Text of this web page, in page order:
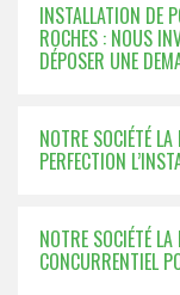
INSTALLATION DE
ROCHES : NOUS
DÉPOSER UNE
NOTRE SOCIÉTÉ
PERFECTION
NOTRE SOCIÉTÉ
CONCURRENTIEL